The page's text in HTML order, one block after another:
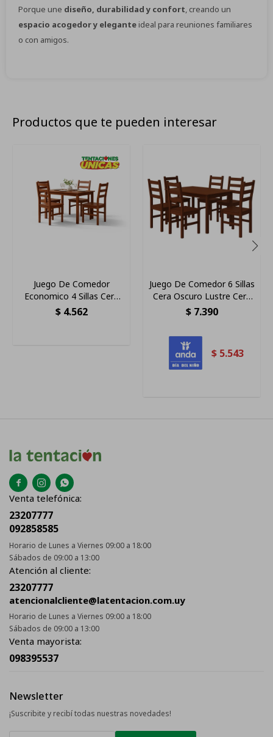
Porque une diseño, durabilidad y confort, creando un
espacio acogedor y elegante ideal para reuniones familiares
o con amigos.
Productos que te pueden interesar
Juego De Comedor
Economico 4 Sillas Cera
Oscuro
$ 4.562
Juego De Comedor 6 Sillas
Cera Oscuro Lustre Cera
100% Pino
$ 7.390
$ 5.543
  
Venta telefónica:
23207777
092858585
Horario de Lunes a Viernes 09:00 a 18:00
Sábados de 09:00 a 13:00
Atención al cliente:
23207777
atencionalcliente@latentacion.com.uy
Horario de Lunes a Viernes 09:00 a 18:00
Sábados de 09:00 a 13:00
Venta mayorista:
098395537
Newsletter
¡Suscribite y recibí todas nuestras novedades!